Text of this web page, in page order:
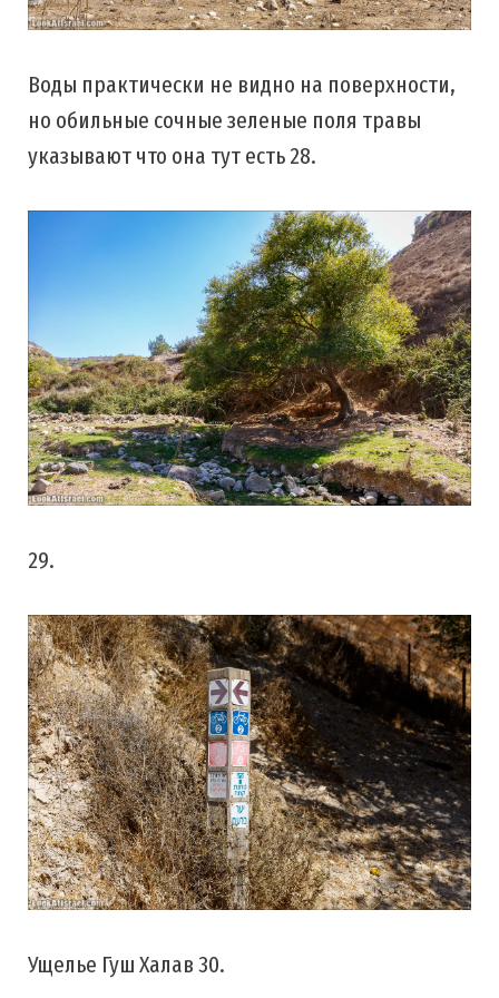
Воды практически не видно на поверхности,
но обильные сочные зеленые поля травы
указывают что она тут есть 28.
29.
Ущелье Гуш Халав 30.